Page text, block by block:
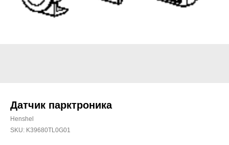
Датчик парктроника
Henshel
SKU: K39680TL0G01